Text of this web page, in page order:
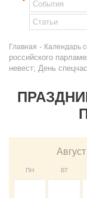
Главная - Календарь
российского
невест; День
ПН ВТ